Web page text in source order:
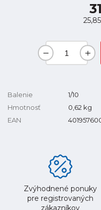
Balenie
1/10
Hmotnosť
0,62 kg
EAN
Zvýhodnené ponuky
pre registrovaných
zákazníkov